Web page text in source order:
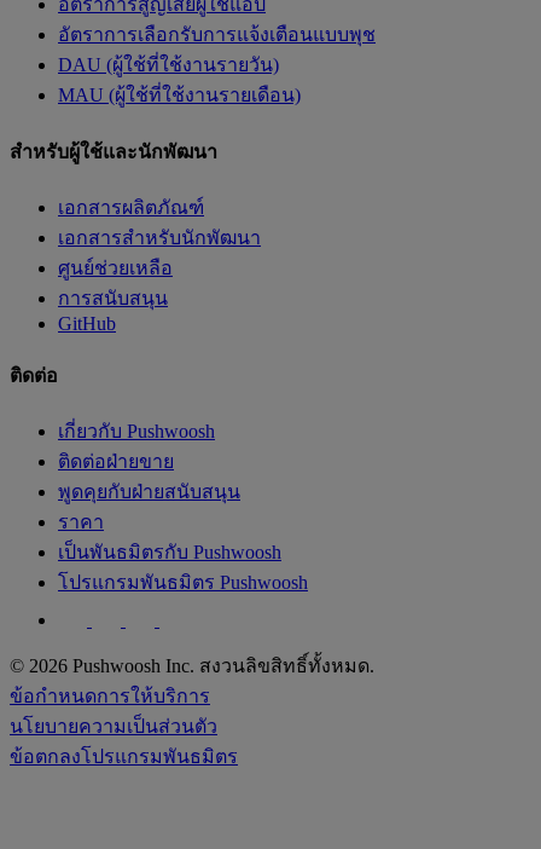
อัตราการสูญเสียผู้ใช้แอป
อัตราการเลือกรับการแจ้งเตือนแบบพุช
DAU (ผู้ใช้ที่ใช้งานรายวัน)
MAU (ผู้ใช้ที่ใช้งานรายเดือน)
สำหรับผู้ใช้และนักพัฒนา
เอกสารผลิตภัณฑ์
เอกสารสำหรับนักพัฒนา
ศูนย์ช่วยเหลือ
การสนับสนุน
GitHub
ติดต่อ
เกี่ยวกับ Pushwoosh
ติดต่อฝ่ายขาย
พูดคุยกับฝ่ายสนับสนุน
ราคา
เป็นพันธมิตรกับ Pushwoosh
โปรแกรมพันธมิตร Pushwoosh
© 2026 Pushwoosh Inc. สงวนลิขสิทธิ์ทั้งหมด.
ข้อกำหนดการให้บริการ
นโยบายความเป็นส่วนตัว
ข้อตกลงโปรแกรมพันธมิตร